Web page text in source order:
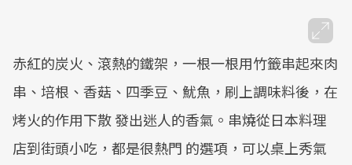
赤紅的炭火、滾熱的鐵架，一根一根用竹籤串起來肉
串、培根、香菇、四季豆、魷魚，刷上調味料後，在
烤火的作用下散 發出迷人的香氣。串燒從日本料理
店到街頭小吃，都是很熱門 的選項，可以桌上秀氣